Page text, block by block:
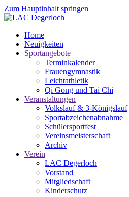
Zum Hauptinhalt springen
Home
Neuigkeiten
Sportangebote
Terminkalender
Frauengymnastik
Leichtathletik
Qi Gong und Tai Chi
Veranstaltungen
Volkslauf & 3-Königslauf
Sportabzeichenabnahme
Schülersportfest
Vereinsmeisterschaft
Archiv
Verein
LAC Degerloch
Vorstand
Mitgliedschaft
Kinderschutz